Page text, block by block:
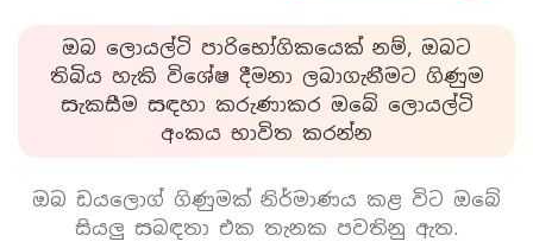
ඔබ ලොයල්ටි පාරිභෝගිකයෙක් නම්, ඔබට
තිබිය හැකි විශේෂ දීමනා ලබාගැනීමට ගිණුම
සැකසීම සඳහා කරුණාකර ඔබේ ලොයල්ටි
අංකය භාවිත කරන්න
ඔබ ඩයලොග් ගිණුමක් නිර්මාණය කළ විට ඔබේ
සියලු සබඳතා එක තැනක පවතිනු ඇත.